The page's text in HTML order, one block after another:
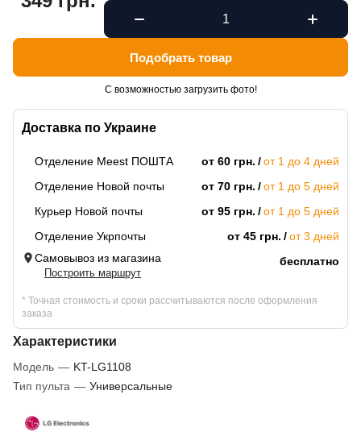
Доставка по Украине
Отделение Meest ПОШТА от 60 грн.
от 1 до 4 дней
Отделение Новой почты
от 70 грн.
от 1 до 5 дней
Курьер Новой почты
от 95 грн.
от 1 до 5 дней
Отделение Укрпочты
от 45 грн.
от 3 дней
Самовывоз из магазина
Построить маршрут
бесплатно
* Точная стоимость и сроки рассчитываются после оформления
заказа
Характеристики
Модель — KT-LG1108
Тип пульта — Универсальные
Подобрать товар
С возможностью загрузить фото!